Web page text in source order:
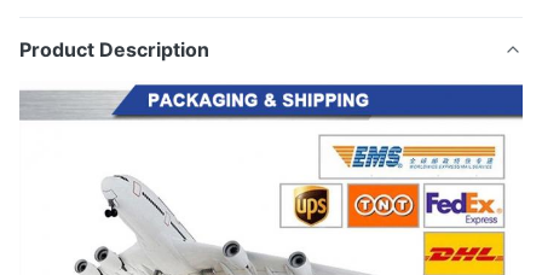
Product Description